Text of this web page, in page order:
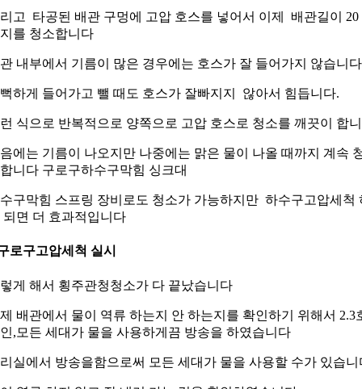
고 타공된 배관 구멍에 고압 호스를 넣어서 이제 배관길이 20
를 청소합니다
내부에서 기름이 많은 경우에는 호스가 잘 들어가지 않습니다
하게 들어가고 뺄 때도 호스가 잘빠지지 않아서 힘듭니다.
식으로 반복적으로 양쪽으로 고압 호스로 청소를 깨끗이 합
에는 기름이 나오지만 나중에는 맑은 물이 나올 때까지 계속
니다 구로구하수구막힘 싱크대
구막힘 스프링 장비로도 청소가 가능하지만 하수구고압세척
되면 더 효과적입니다
로구고압세척 실시
게 해서 횡주관청청소가 다 끝났습니다
배관에서 물이 역류 하는지 안 하는지를 확인하기 위해서 2.3
,모든 세대가 물을 사용하게끔 방송을 하였습니다
실에서 방송을함으로써 모든 세대가 물을 사용할 수가 있습니